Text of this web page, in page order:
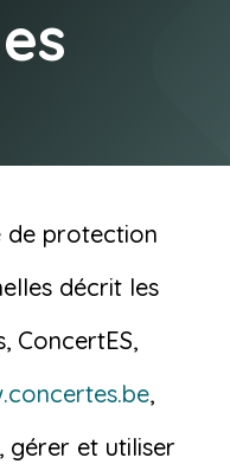
de protection
décrit les
ConcertES,
,
gérer et utiliser